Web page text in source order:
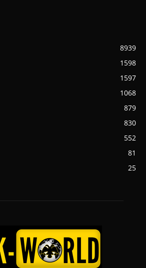
8939
1598
1597
1068
879
830
552
81
25